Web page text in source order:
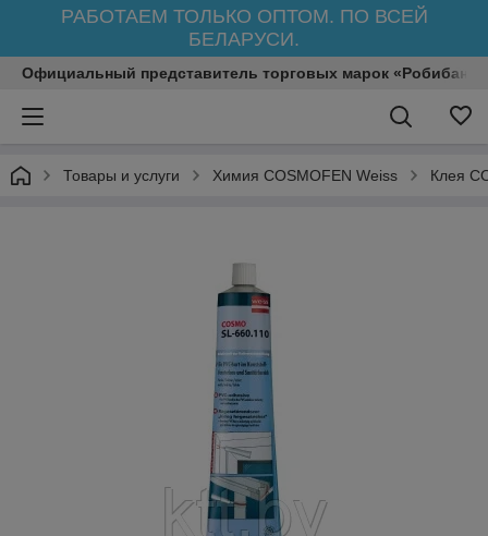
РАБОТАЕМ ТОЛЬКО ОПТОМ. ПО ВСЕЙ
БЕЛАРУСИ.
Официальный представитель торговых марок
Товары и услуги Химия COSMOFEN Weiss Клея